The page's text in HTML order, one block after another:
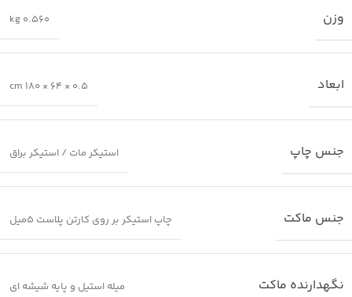
وزن 0.560 kg
ابعاد 0.5 × 64 × 180 cm
جنس چاپ استیکر مات / استیکر براق
جنس ماکت چاپ استیکر بر روی کارتن پلاست 5میل
نگهدارنده ماکت میله استیل و پایه شیشه ای